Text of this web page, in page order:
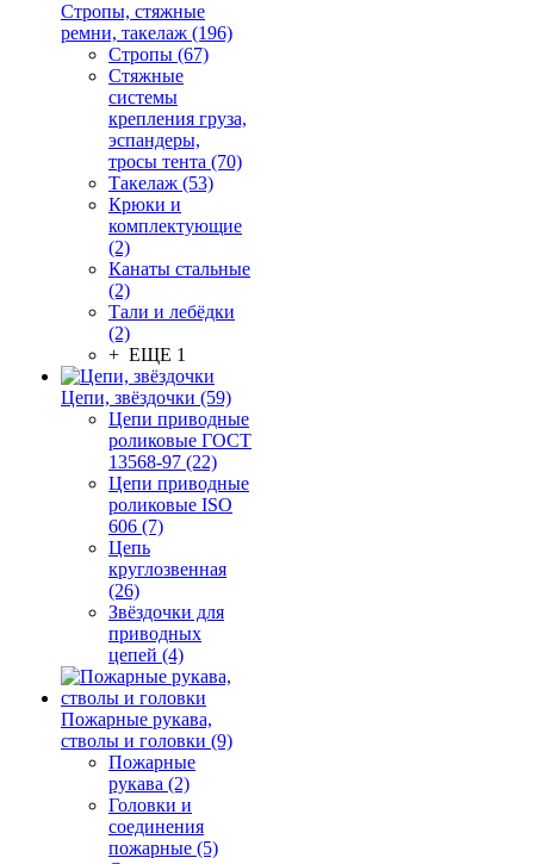
Стропы, стяжные
ремни, такелаж (196)
Стропы (67)
Стяжные
системы
крепления груза,
эспандеры,
тросы тента (70)
Такелаж (53)
Крюки и
комплектующие
(2)
Канаты стальные
(2)
Тали и лебёдки
(2)
+ ЕЩЕ 1
Цепи, звёздочки (59)
Цепи приводные
роликовые ГОСТ
13568-97 (22)
Цепи приводные
роликовые ISO
606 (7)
Цепь
круглозвенная
(26)
Звёздочки для
приводных
цепей (4)
Пожарные рукава,
стволы и головки (9)
Пожарные
рукава (2)
Головки и
соединения
пожарные (5)